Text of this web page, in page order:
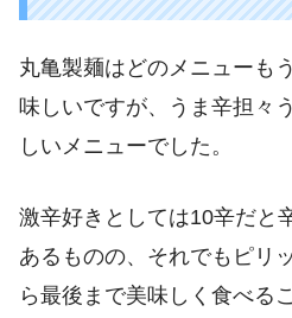
丸亀製麺はどのメニューも
味しいですが、うま辛担々
しいメニューでした。
激辛好きとしては10辛だと
あるものの、それでもピリ
ら最後まで美味しく食べる